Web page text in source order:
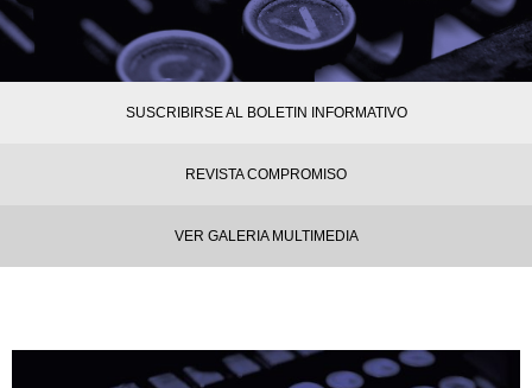
SUSCRIBIRSE AL BOLETIN INFORMATIVO
REVISTA COMPROMISO
VER GALERIA MULTIMEDIA